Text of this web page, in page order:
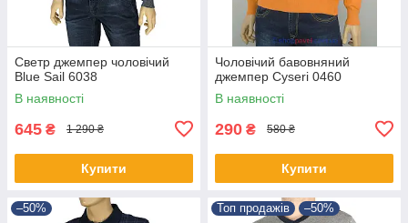
Светр джемпер чоловічий
Blue Sail 6038
В наявності
645 ₴ 1 290 ₴
Купити
Чоловічий бавовняний
джемпер Cyseri 0460
В наявності
290 ₴ 580 ₴
Купити
–50% Топ продажів –50%